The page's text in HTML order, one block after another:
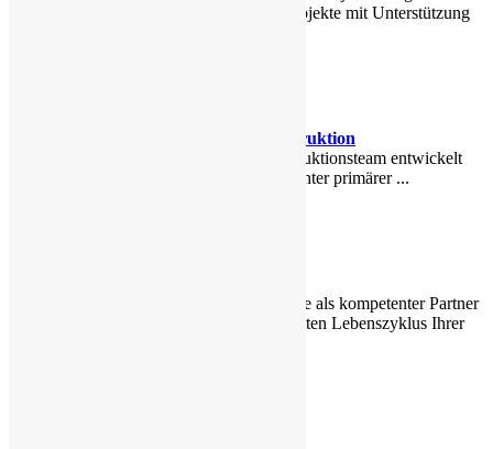
begleiten Ihre Projekte mit Unterstützung
Elektro - Konstruktion
Unsere E-Konstruktionsteam entwickelt
und konstruiert unter primärer ...
MuK begleitet Sie als kompetenter Partner
über den kompletten Lebenszyklus Ihrer